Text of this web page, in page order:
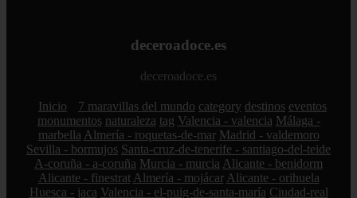
deceroadoce.es
deceroadoce.es
Inicio 7 maravillas del mundo category destinos eventos
monumentos naturaleza tag Valencia - valencia Málaga -
marbella Almería - roquetas-de-mar Madrid - valdemoro
Sevilla - bormujos Santa-cruz-de-tenerife - santiago-del-teide
A-coruña - a-coruña Murcia - murcia Alicante - benidorm
Alicante - finestrat Almería - mojácar Alicante - orihuela
Huesca - jaca Valencia - el-puig-de-santa-maría Ciudad-real